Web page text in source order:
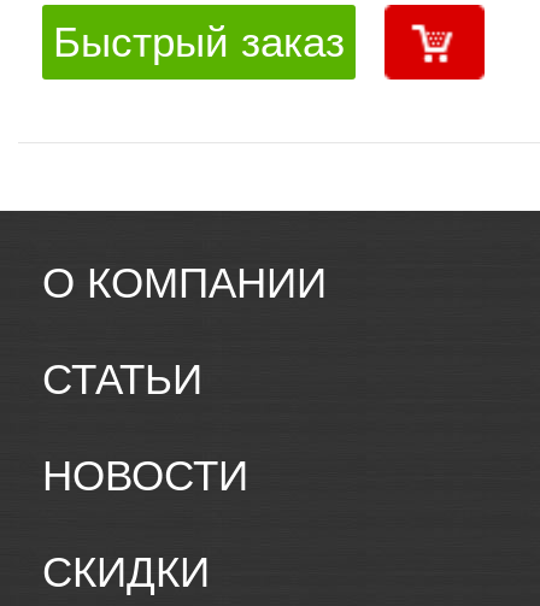
Быстрый заказ
О КОМПАНИИ
СТАТЬИ
НОВОСТИ
СКИДКИ